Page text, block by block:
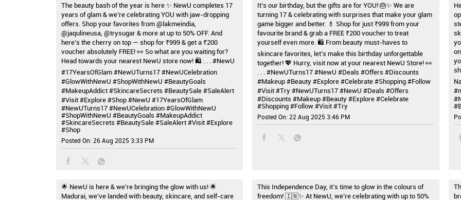
The beauty bash of the year is here ✨ NewU completes 17
years of glam & we’re celebrating YOU with jaw-dropping
offers. Shop your favorites from @lakmeindia,
@jaqulineusa, @trysugar & more at up to 50% OFF. And
here’s the cherry on top — shop for ₹999 & get a ₹200
voucher absolutely FREE! 👀 So what are you waiting for?
Head towards your nearest NewU store now! 🛍️ . . . #NewU
#17YearsOfGlam #NewUTurns17 #NewUCelebration
#GlowWithNewU #ShopWithNewU #BeautyGoals
#MakeupAddict #SkincareSecrets #BeautySale #SaleAlert
#Visit #Explore #Shop#NewU #17YearsOfGlam
#NewUTurns17#NewUCelebration#GlowWithNewU
#ShopWithNewU #BeautyGoals #MakeupAddict
#SkincareSecrets #BeautySale#SaleAlert#Visit#Explore
#Shop
Posted On: 26 Aug 2025 3:33 PM
It’s our birthday, but the gifts are for YOU! 🎂✨ We are
turning 17 & celebrating with surprises that make your glam
game bigger and better. 💄 Shop for just ₹999 from your
favourite brand & grab a FREE ₹200 voucher to treat
yourself even more. 🛍️ From beauty must-haves to
skincare favorites, let’s make this birthday unforgettable
together! 💖 Hurry, visit now at your nearest NewU Store! 👀
. . . #NewUTurns17 #NewU #Deals #Offers #Discounts
#Makeup #Beauty #Explore #Celebrate #Shopping #Follow
#Visit #Try#NewUTurns17#NewU #Deals #Offers
#Discounts #Makeup#Beauty#Explore#Celebrate
#Shopping#Follow#Visit#Try
Posted On: 22 Aug 2025 3:46 PM
🌟 NewU is here & we’re bringing the glow with us! 🌟
Madurai, we’ve landed with beauty, skincare, and self-care
This Independence Day, it’s time to glow in the colours of
freedom! 🇮🇳✨ At NewU, we’re celebrating with up to 50%